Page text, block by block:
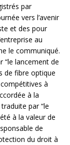
par
vers l’avenir
et des pour
au
le communiqué.
“le lancement de
de fibre optique
à
à la
par “le
à la valeur de
de
du droit à